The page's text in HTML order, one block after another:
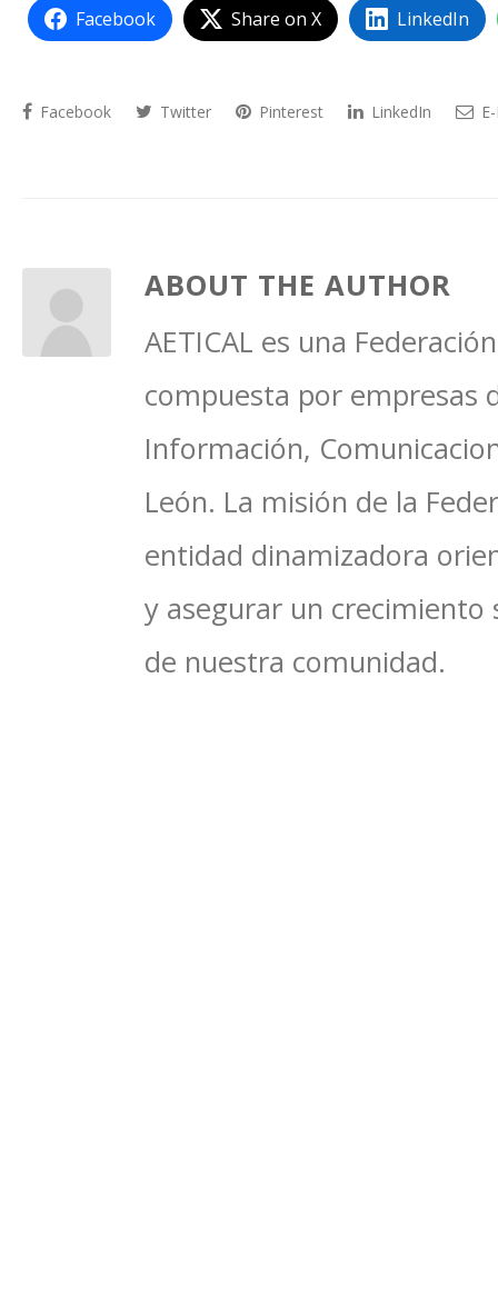
Facebook Share on X LinkedIn
Facebook Twitter Pinterest LinkedIn
ABOUT THE AUTHOR
AETICAL es una
compuesta por empresas
Información,
León. La misión de la
entidad dinamizadora
y asegurar un crecimiento
de nuestra comunidad.